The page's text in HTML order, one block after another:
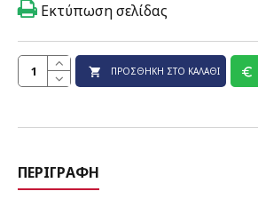
ΠΡΟΣΘΉΚΗ ΣΤΟ ΚΑΛΆΘΙ
Εκτύπωση σελίδας
ΠΕΡΙΓΡΑΦΉ